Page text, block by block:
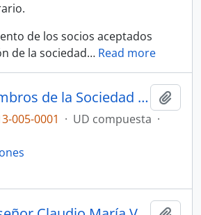
de los socios aceptados
de la sociedad… Read more
Índice de miembros de la Sociedad de Sufragios
005-0001 · UD compuesta ·